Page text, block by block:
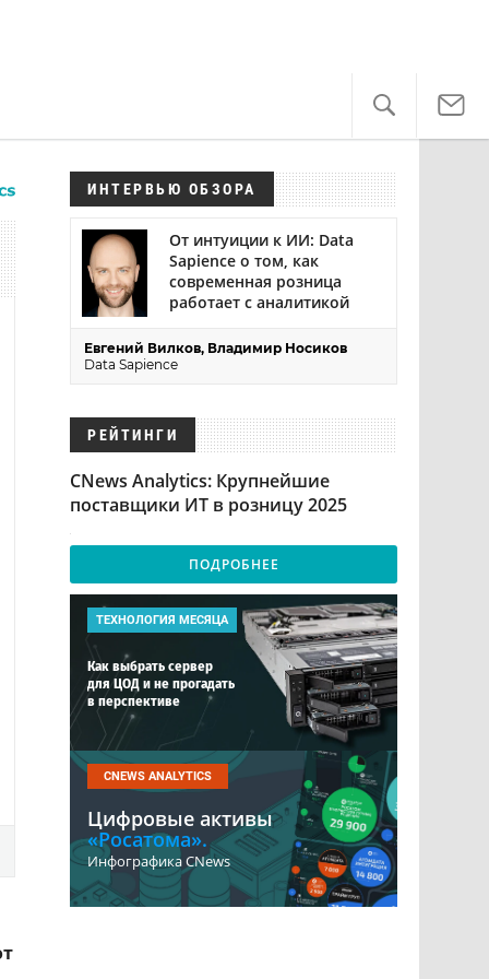
ИНТЕРВЬЮ ОБЗОРА
От интуиции к ИИ: Data
Sapience о том, как
современная розница
работает с аналитикой
Евгений Вилков, Владимир Носиков
Data Sapience
РЕЙТИНГИ
CNews Analytics: Крупнейшие
поставщики ИТ в розницу 2025
ПОДРОБНЕЕ
ТЕХНОЛОГИЯ МЕСЯЦА
Как выбрать сервер
для ЦОД и не прогадать
в перспективе
CNEWS ANALYTICS
Цифровые активы
«Росатома».
Инфографика CNews